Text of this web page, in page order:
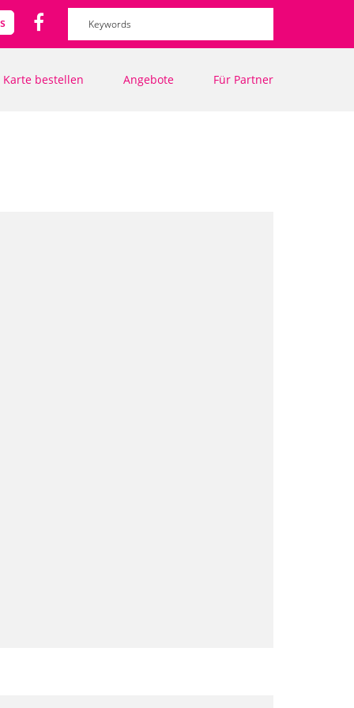
Suchformular
Karte bestellen Angebote Für Partner